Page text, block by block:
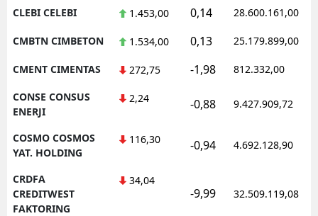
CLEBI CELEBI 1.453,00 0,14 28.600.161,00
CMBTN CIMBETON 1.534,00 0,13 25.179.899,00
CMENT CIMENTAS 272,75 -1,98 812.332,00
CONSE CONSUS
ENERJI
2,24 -0,88 9.427.909,72
COSMO COSMOS
YAT. HOLDING
116,30 -0,94 4.692.128,90
CRDFA
CREDITWEST
FAKTORING
34,04
-9,99 32.509.119,08